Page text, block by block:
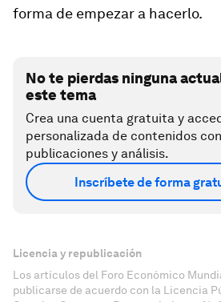
forma de empezar a hacerlo.
No te pierdas ninguna
este tema
Crea una cuenta gratuita y
personalizada de contenidos
publicaciones y análisis.
Inscríbete de forma
Licencia y republicación
Los artículos del Foro Económico
publicarse de acuerdo con la Licencia